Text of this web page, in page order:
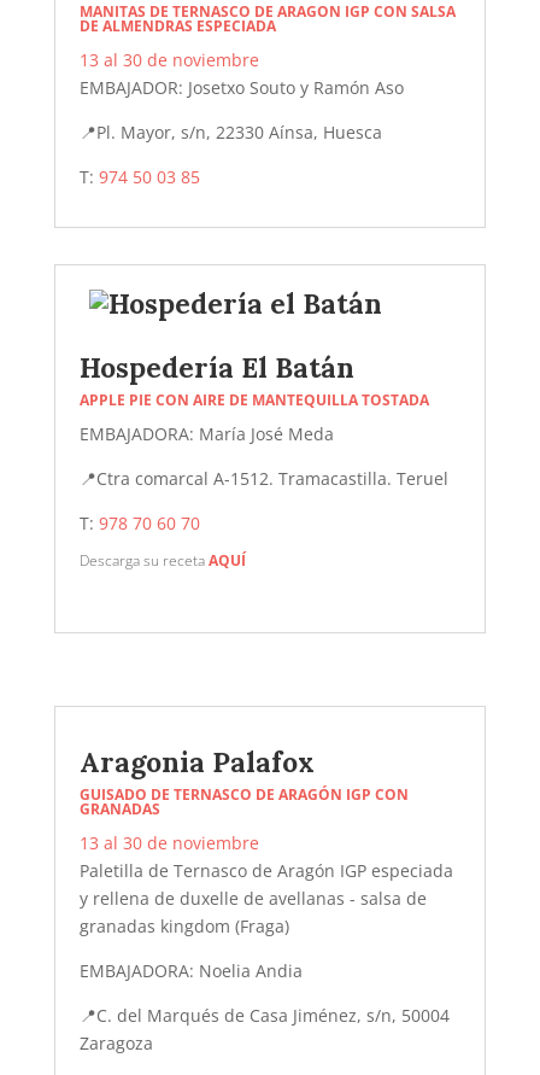
MANITAS DE TERNASCO DE ARAGON IGP CON SALSA
DE ALMENDRAS ESPECIADA
13 al 30 de noviembre
EMBAJADOR: Josetxo Souto y Ramón Aso
📍Pl. Mayor, s/n, 22330 Aínsa, Huesca
T: 974 50 03 85
Hospedería El Batán
APPLE PIE CON AIRE DE MANTEQUILLA TOSTADA
EMBAJADORA: María José Meda
📍Ctra comarcal A-1512. Tramacastilla. Teruel
T: 978 70 60 70
Descarga su recetaAQUÍ
Aragonia Palafox
GUISADO DE TERNASCO DE ARAGÓN IGP CON
GRANADAS
13 al 30 de noviembre
Paletilla de Ternasco de Aragón IGP especiada
y rellena de duxelle de avellanas - salsa de
granadas kingdom (Fraga)
EMBAJADORA: Noelia Andia
📍C. del Marqués de Casa Jiménez, s/n, 50004
Zaragoza